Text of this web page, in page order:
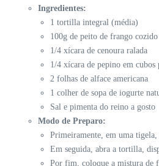
Ingredientes:
1 tortilla integral (média)
100g de peito de frango
1/4 xícara de cenoura ralada
1/4 xícara de pepino em cubos
2 folhas de alface americana
1 colher de sopa de iogurte
Sal e pimenta do reino a gosto
Modo de Preparo:
Primeiramente, em uma
Em seguida, abra a tortilla,
Por fim, coloque a mistura de